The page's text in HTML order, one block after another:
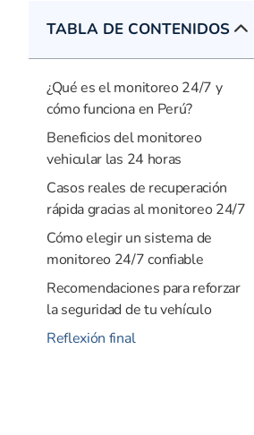
TABLA DE CONTENIDOS
¿Qué es el monitoreo 24/7 y
cómo funciona en Perú?
Beneficios del monitoreo
vehicular las 24 horas
Casos reales de recuperación
rápida gracias al monitoreo 24/7
Cómo elegir un sistema de
monitoreo 24/7 confiable
Recomendaciones para reforzar
la seguridad de tu vehículo
Reflexión final